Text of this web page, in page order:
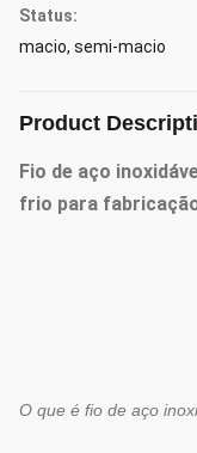
Status:
macio, semi-macio
Product
Fio de aço
frio para
O que é fio de aço